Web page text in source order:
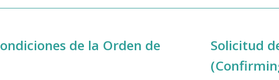
de la Orden de
Solicitud